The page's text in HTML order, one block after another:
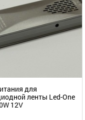
для
ленты Led-One
12V